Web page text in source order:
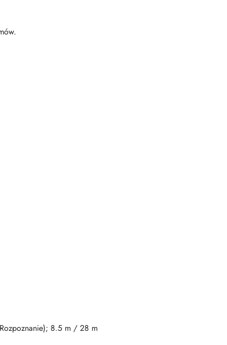
8.5 m / 28 m